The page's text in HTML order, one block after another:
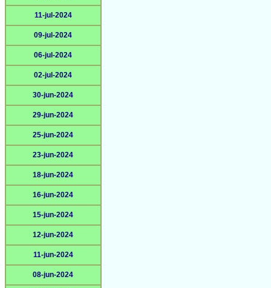
11-jul-2024
09-jul-2024
06-jul-2024
02-jul-2024
30-jun-2024
29-jun-2024
25-jun-2024
23-jun-2024
18-jun-2024
16-jun-2024
15-jun-2024
12-jun-2024
11-jun-2024
08-jun-2024